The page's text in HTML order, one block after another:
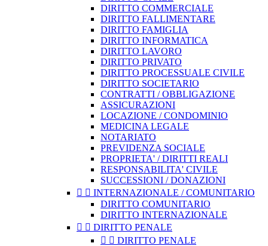
DIRITTO COMMERCIALE
DIRITTO FALLIMENTARE
DIRITTO FAMIGLIA
DIRITTO INFORMATICA
DIRITTO LAVORO
DIRITTO PRIVATO
DIRITTO PROCESSUALE CIVILE
DIRITTO SOCIETARIO
CONTRATTI / OBBLIGAZIONE
ASSICURAZIONI
LOCAZIONE / CONDOMINIO
MEDICINA LEGALE
NOTARIATO
PREVIDENZA SOCIALE
PROPRIETA' / DIRITTI REALI
RESPONSABILITA' CIVILE
SUCCESSIONI / DONAZIONI
  INTERNAZIONALE / COMUNITARIO
DIRITTO COMUNITARIO
DIRITTO INTERNAZIONALE
  DIRITTO PENALE
  DIRITTO PENALE